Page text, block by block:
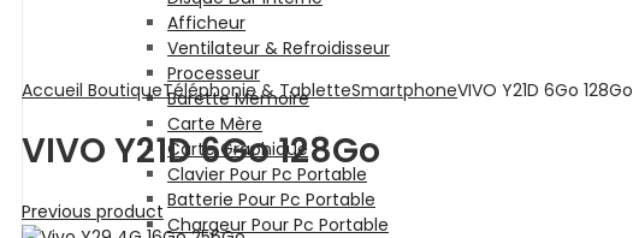
Afficheur
Ventilateur & Refroidisseur
Processeur
Barette Mémoire
Carte Mère
Carte Graphique
Clavier Pour Pc Portable
Batterie Pour Pc Portable
Chargeur Pour Pc Portable
Accueil BoutiqueTéléphonie & TabletteSmartphoneVIVO Y21D 6Go 128Go
VIVO Y21D 6Go 128Go
Previous product